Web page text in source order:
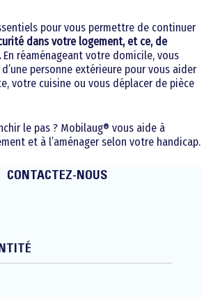
pour vous permettre de continuer
dans votre logement, et ce, de
En réaménageant votre domicile, vous
d’une personne extérieure pour vous aider
votre cuisine ou vous déplacer de pièce
le pas ? Mobilaug® vous aide à
et à l’aménager selon votre handicap.
CONTACTEZ-NOUS